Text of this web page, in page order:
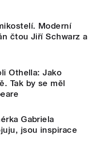
Moderní
čtou Jiří Schwarz a
Othella: Jako
Tak by se měl
Gabriela
jsou inspirace